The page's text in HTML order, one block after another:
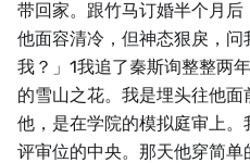
带回家。跟竹马订婚半个月后
他面容清冷，但神态狠戾，
我？」1我追了秦斯询整整两
的雪山之花。我是埋头往他
他，是在学院的模拟庭审上
评审位的中央。那天他穿简单